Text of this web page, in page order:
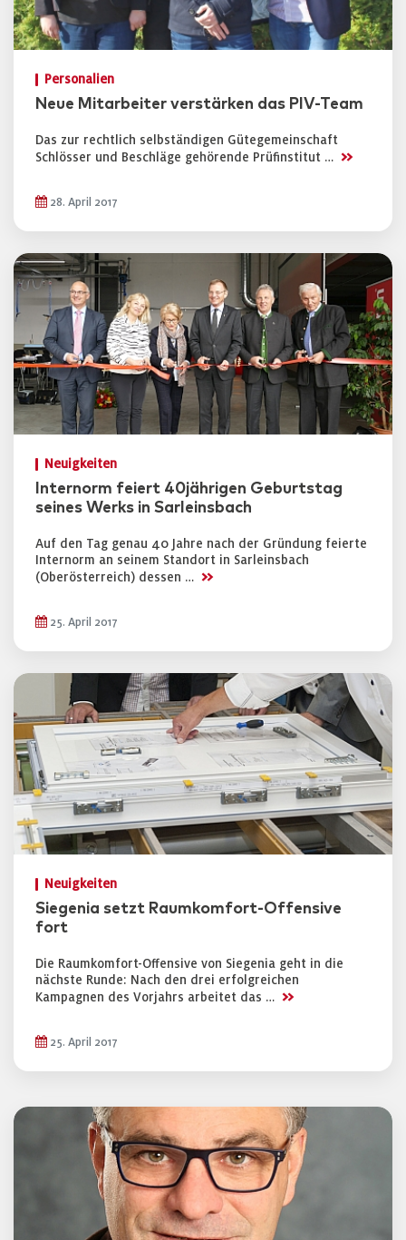
Personalien
Neue Mitarbeiter verstärken das PIV-Team
Das zur rechtlich selbständigen Gütegemeinschaft
Schlösser und Beschläge gehörende Prüfinstitut … >>
28. April 2017
Neuigkeiten
Internorm feiert 40jährigen Geburtstag
seines Werks in Sarleinsbach
Auf den Tag genau 40 Jahre nach der Gründung feierte
Internorm an seinem Standort in Sarleinsbach
(Oberösterreich) dessen … >>
25. April 2017
Neuigkeiten
Siegenia setzt Raumkomfort-Offensive
fort
Die Raumkomfort-Offensive von Siegenia geht in die
nächste Runde: Nach den drei erfolgreichen
Kampagnen des Vorjahrs arbeitet das … >>
25. April 2017